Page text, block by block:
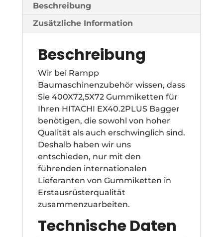
Beschreibung
Zusätzliche Information
Beschreibung
Wir bei Rampp
Baumaschinenzubehör wissen, dass
Sie 400X72,5X72 Gummiketten für
Ihren HITACHI EX40.2PLUS Bagger
benötigen, die sowohl von hoher
Qualität als auch erschwinglich sind.
Deshalb haben wir uns
entschieden, nur mit den
führenden internationalen
Lieferanten von Gummiketten in
Erstausrüsterqualität
zusammenzuarbeiten.
Technische Daten